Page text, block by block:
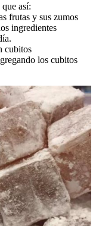
así:
frutas y sus zumos
ingredientes
cubitos
los cubitos